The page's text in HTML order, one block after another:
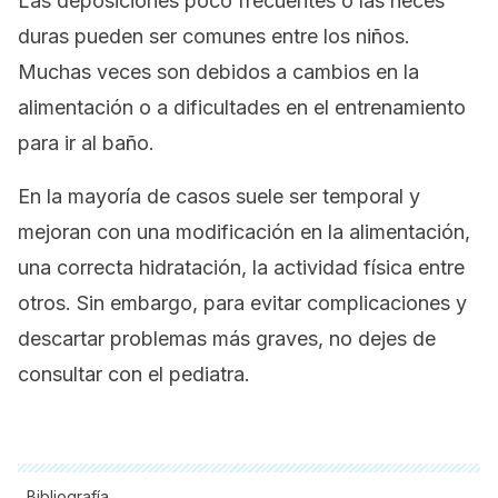
duras pueden ser comunes entre los niños.
Muchas veces son debidos a cambios en la
alimentación o a dificultades en el entrenamiento
para ir al baño.
En la mayoría de casos suele ser temporal y
mejoran con una modificación en la alimentación,
una correcta hidratación, la actividad física entre
otros. Sin embargo, para evitar complicaciones y
descartar problemas más graves, no dejes de
consultar con el pediatra.